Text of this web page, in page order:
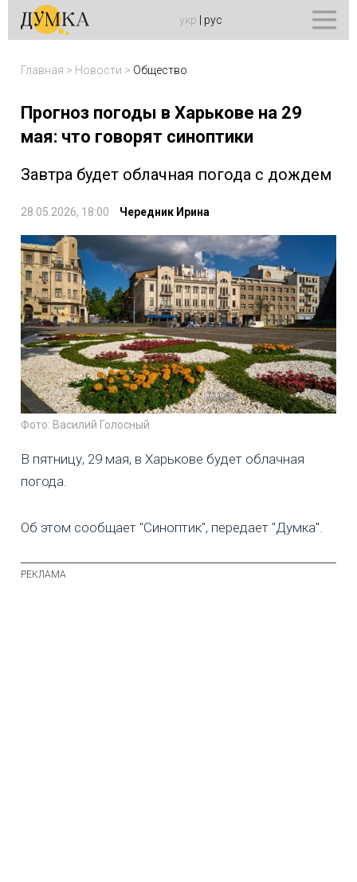
укр рус
Главная > Новости > Общество
Прогноз погоды в Харькове на 29
мая: что говорят синоптики
Завтра будет облачная погода с дождем
28.05.2026, 18:00 Чередник Ирина
Фото: Василий Голосный
В пятницу, 29 мая, в Харькове будет облачная
погода.
Об этом сообщает "Синоптик", передает "Думка".